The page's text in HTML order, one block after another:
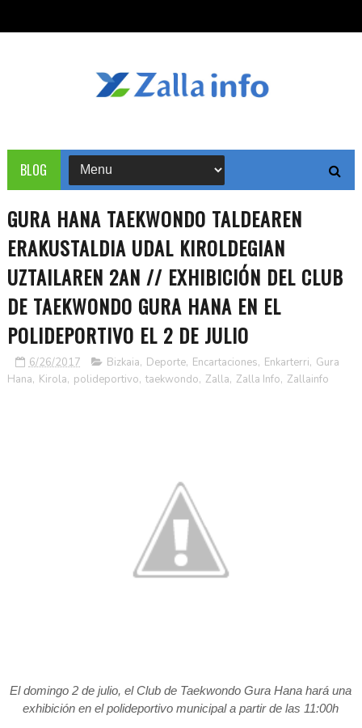
BLOG
GURA HANA TAEKWONDO TALDEAREN
ERAKUSTALDIA UDAL KIROLDEGIAN
UZTAILAREN 2AN // EXHIBICIÓN DEL CLUB
DE TAEKWONDO GURA HANA EN EL
POLIDEPORTIVO EL 2 DE JULIO
6/26/2017 Bizkaia, Deporte, Encartaciones, Enkarterri, Gura
Hana, Kirola, polideportivo, taekwondo, Zalla, Zalla Info, Zallainfo
El domingo 2 de julio, el Club de Taekwondo Gura Hana hará una
exhibición en el polideportivo municipal a partir de las 11:00h